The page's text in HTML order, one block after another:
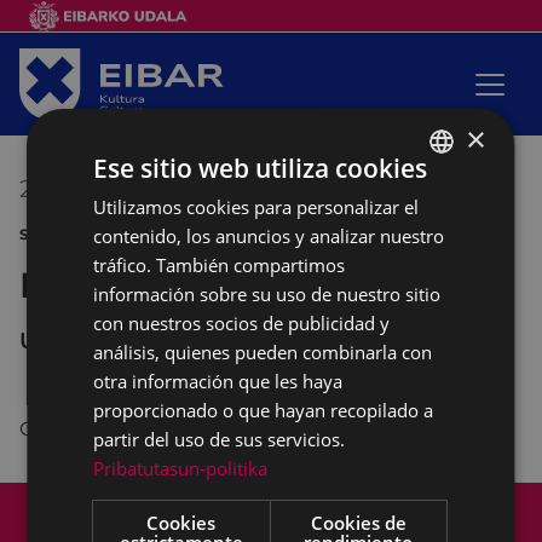
25/06/2018
SANJUANAK DEPORTE
Euskal Jaialdia
UNTZAGA
Organizado por ...eta kitto!
Mapa del Sitio
Aviso legal
Política de cookies
Contacto
BASQUE
SPANISH
×
Ese sitio web utiliza cookies
Utilizamos cookies para personalizar el
contenido, los anuncios y analizar nuestro
tráfico. También compartimos
información sobre su uso de nuestro sitio
con nuestros socios de publicidad y
análisis, quienes pueden combinarla con
otra información que les haya
proporcionado o que hayan recopilado a
partir del uso de sus servicios.
Pribatutasun-politika
Cookies
Cookies de